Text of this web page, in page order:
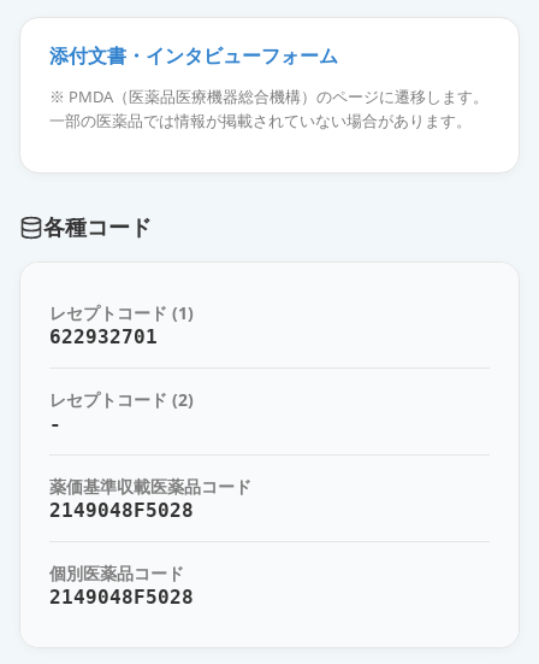
アジルサルタン錠20mg「サワイ」
薬価 25.80 円
アジルサルタン錠20mg「武田テ
ァ」
薬価 25.80 円
アジルサルタン錠20mg「トーワ」
薬価 25.80 円
添付文書・インタビューフォーム
※ PMDA（医薬品医療機器総合機構）のページに遷移します。
一部の医薬品では情報が掲載されていない場合があります。
各種コード
レセプトコード (1)
622932701
レセプトコード (2)
-
薬価基準収載医薬品コード
2149048F5028
個別医薬品コード
2149048F5028